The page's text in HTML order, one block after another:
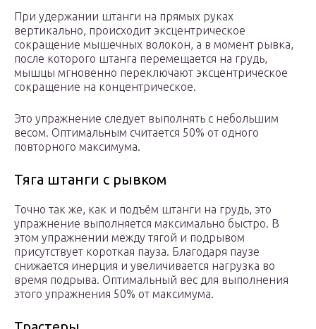
При удержании штанги на прямых руках
вертикально, происходит эксцентрическое
сокращение мышечных волокон, а в момент рывка,
после которого штанга перемещается на грудь,
мышцы мгновенно переключают эксцентрическое
сокращение на концентрическое.
Это упражнение следует выполнять с небольшим
весом. Оптимальным считается 50% от одного
повторного максимума.
Тяга штанги с рывком
Точно так же, как и подъём штанги на грудь, это
упражнение выполняется максимально быстро. В
этом упражнении между тягой и подрывом
присутствует короткая пауза. Благодаря паузе
снижается инерция и увеличивается нагрузка во
время подрыва. Оптимальный вес для выполнения
этого упражнения 50% от максимума.